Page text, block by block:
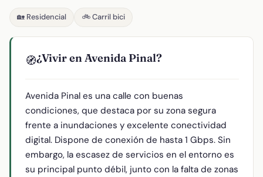
🏡 Residencial 🚲 Carril bici
🧭¿Vivir en Avenida Pinal?
Avenida Pinal es una calle con buenas
condiciones, que destaca por su zona segura
frente a inundaciones y excelente conectividad
digital. Dispone de conexión de hasta 1 Gbps. Sin
embargo, la escasez de servicios en el entorno es
su principal punto débil, junto con la falta de zonas